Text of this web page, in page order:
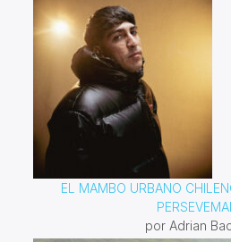
EL MAMBO URBANO
por Adrian